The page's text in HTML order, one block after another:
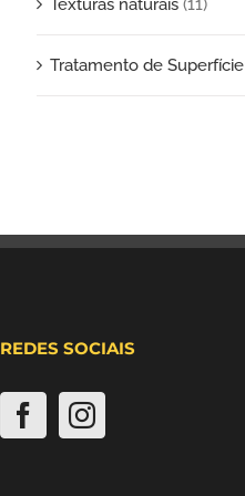
Tratamento de Superfície
REDES SOCIAIS